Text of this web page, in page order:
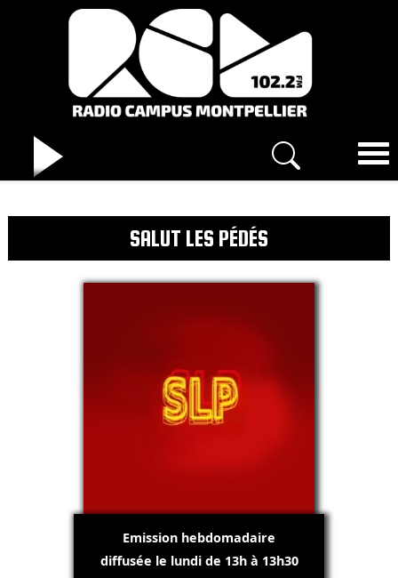
SALUT LES PÉDÉS
Emission hebdomadaire
diffusée le lundi de 13h à 13h30